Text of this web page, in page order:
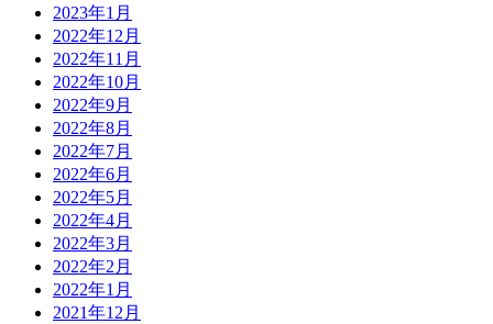
2023年1月
2022年12月
2022年11月
2022年10月
2022年9月
2022年8月
2022年7月
2022年6月
2022年5月
2022年4月
2022年3月
2022年2月
2022年1月
2021年12月